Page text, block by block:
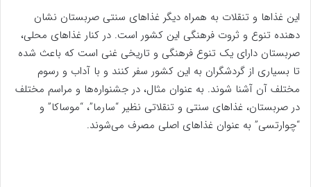
این غذاها و تنقلات به همراه دیگر غذاهای سنتی صربستان نشان
دهنده تنوع و ثروت فرهنگی این کشور است. در کنار غذاهای محلی،
صربستان دارای یک تنوع فرهنگی و تاریخی غنی است که باعث شده
تا بسیاری از گردشگران به این کشور سفر کنند و با آداب و رسوم
مختلف آن آشنا شوند. به عنوان مثال، در جشنواره‌ها و مراسم مختلف
در صربستان، غذاهای سنتی و تنقلاتی نظیر “سارما”، “موساکا” و
“چوارتسی” به عنوان غذاهای اصلی مصرف می‌شوند.